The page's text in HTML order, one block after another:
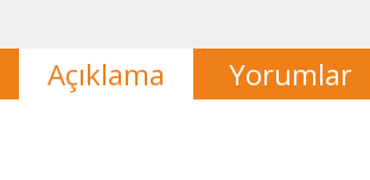
Açıklama Yorumlar